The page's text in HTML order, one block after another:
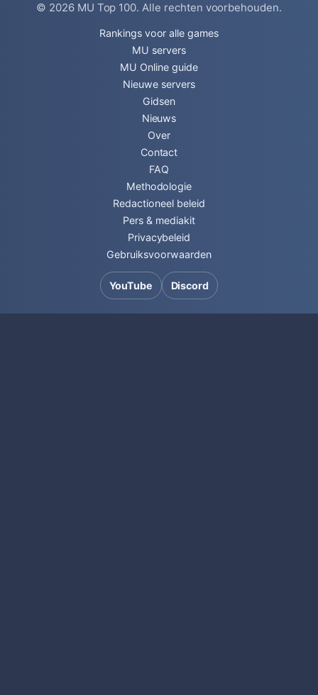
© 2026 MU Top 100. Alle rechten voorbehouden.
Rankings voor alle games
MU servers
MU Online guide
Nieuwe servers
Gidsen
Nieuws
Over
Contact
FAQ
Methodologie
Redactioneel beleid
Pers & mediakit
Privacybeleid
Gebruiksvoorwaarden
YouTube Discord